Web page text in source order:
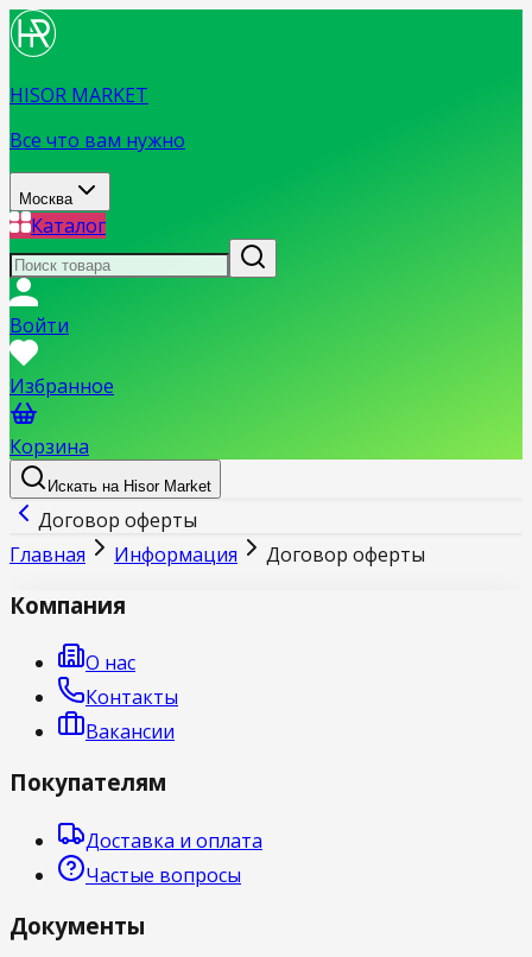
HISOR MARKET
Все что вам нужно
Москва
Каталог
Войти
Избранное
Корзина
Искать на Hisor Market
Договор оферты
Главная
Информация Договор оферты
Компания
О нас
Контакты
Вакансии
Покупателям
Доставка и оплата
Частые вопросы
Документы